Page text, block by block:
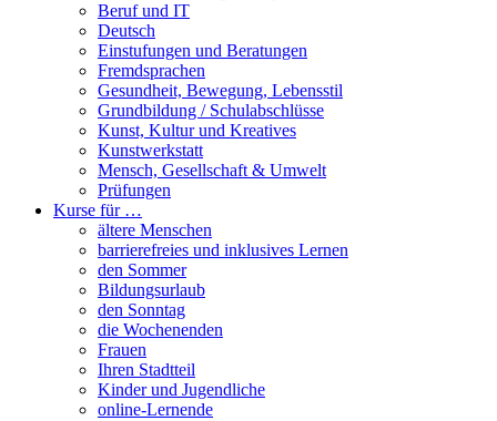
Beruf und IT
Deutsch
Einstufungen und Beratungen
Fremdsprachen
Gesundheit, Bewegung, Lebensstil
Grundbildung / Schulabschlüsse
Kunst, Kultur und Kreatives
Kunstwerkstatt
Mensch, Gesellschaft & Umwelt
Prüfungen
Kurse für …
ältere Menschen
barrierefreies und inklusives Lernen
den Sommer
Bildungsurlaub
den Sonntag
die Wochenenden
Frauen
Ihren Stadtteil
Kinder und Jugendliche
online-Lernende